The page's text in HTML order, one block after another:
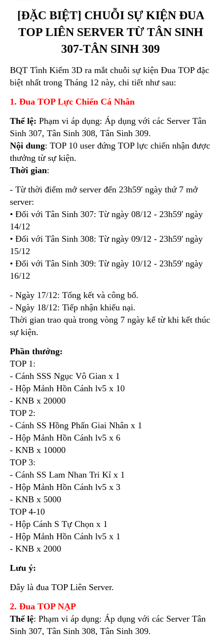
[ĐẶC BIỆT] CHUỖI SỰ KIỆN ĐUA
TOP LIÊN SERVER TỪ TÂN SINH
307-TÂN SINH 309
BQT Tình Kiếm 3D ra mắt chuỗi sự kiện Đua TOP đặc
biệt nhất trong Tháng 12 này, chi tiết như sau:
1. Đua TOP Lực Chiến Cá Nhân
Thể lệ: Phạm vi áp dụng: Áp dụng với các Server Tân
Sinh 307, Tân Sinh 308, Tân Sinh 309.
Nội dung: TOP 10 user đứng TOP lực chiến nhận được
thưởng từ sự kiện.
Thời gian:
- Từ thời điểm mở server đến 23h59' ngày thứ 7 mở
server:
• Đối với Tân Sinh 307: Từ ngày 08/12 - 23h59' ngày
14/12
• Đối với Tân Sinh 308: Từ ngày 09/12 - 23h59' ngày
15/12
• Đối với Tân Sinh 309: Từ ngày 10/12 - 23h59' ngày
16/12
- Ngày 17/12: Tổng kết và công bố.
- Ngày 18/12: Tiếp nhận khiếu nại.
Thời gian trao quà trong vòng 7 ngày kể từ khi kết thúc
sự kiện.
Phần thưởng:
TOP 1:
- Cánh SSS Ngục Vô Gian x 1
- Hộp Mảnh Hồn Cánh lv5 x 10
- KNB x 20000
TOP 2:
- Cánh SS Hồng Phấn Giai Nhân x 1
- Hộp Mảnh Hồn Cánh lv5 x 6
- KNB x 10000
TOP 3:
- Cánh SS Lam Nhan Tri Kỉ x 1
- Hộp Mảnh Hồn Cánh lv5 x 3
- KNB x 5000
TOP 4-10
- Hộp Cánh S Tự Chọn x 1
- Hộp Mảnh Hồn Cánh lv5 x 1
- KNB x 2000
Lưu ý:
Đây là đua TOP Liên Server.
2. Đua TOP NẠP
Thể lệ: Phạm vi áp dụng: Áp dụng với các Server Tân
Sinh 307, Tân Sinh 308, Tân Sinh 309.